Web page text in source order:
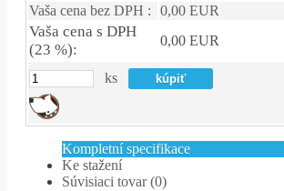
Vaša cena bez DPH :
0,00 EUR
Vaša cena s DPH
(23 %):
0,00 EUR
ks
Kompletní specifikace
Ke stažení
Súvisiaci tovar (0)